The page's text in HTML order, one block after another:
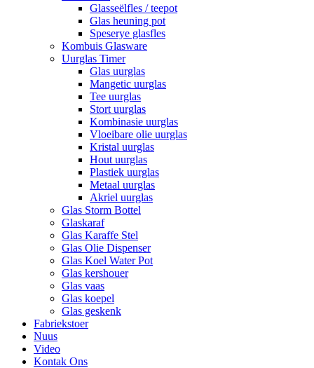
Glasseëlfles / teepot
Glas heuning pot
Speserye glasfles
Kombuis Glasware
Uurglas Timer
Glas uurglas
Mangetic uurglas
Tee uurglas
Stort uurglas
Kombinasie uurglas
Vloeibare olie uurglas
Kristal uurglas
Hout uurglas
Plastiek uurglas
Metaal uurglas
Akriel uurglas
Glas Storm Bottel
Glaskaraf
Glas Karaffe Stel
Glas Olie Dispenser
Glas Koel Water Pot
Glas kershouer
Glas vaas
Glas koepel
Glas geskenk
Fabriekstoer
Nuus
Video
Kontak Ons